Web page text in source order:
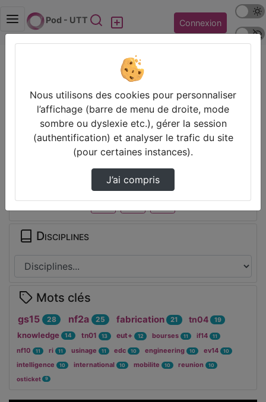
Pod - UTT Rechercher Connexion
Mode
Police
Réunion avant départ P26 25 11 253.mp4
Prendre des notes
Il n’y a pas de note disponible pour vous pour cette vidéo.
Connectez-vous pour en créer une nouvelle.
Disciplines
Mots clés
gs15 28 nf2a 25 fabrication 21 tn04 19
knowledge 14 tn01 13 eut+ 12 bourses 11 if14 11
nf10 11 ri 11 usinage 11 edc 10 engineering 10 ev14 10
intelligence 10 international 10 mobilite 10 reunion 10
osticket 9
Nous utilisons des cookies pour personnaliser
l’affichage (barre de menu de droite, mode
sombre ou dyslexie etc.), gérer la session
(authentification) et analyser le trafic du site
(pour certaines instances).
J’ai compris